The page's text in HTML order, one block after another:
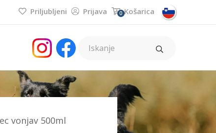
Priljubljeni Prijava 0Košarica
vonjav 500ml